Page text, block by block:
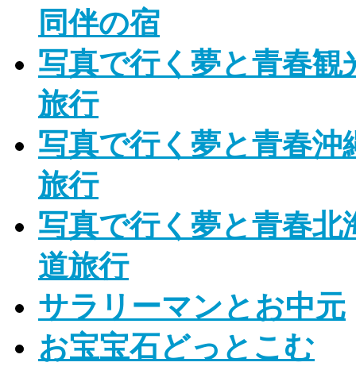
同伴の宿
写真で行く夢と青春観
旅行
写真で行く夢と青春沖
旅行
写真で行く夢と青春北
道旅行
サラリーマンとお中元
お宝宝石どっとこむ